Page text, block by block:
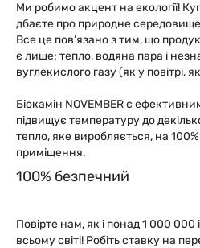
Ми робимо акцент на екології!
дбаєте про природне
Все це пов’язано з тим, що
є лише: тепло, водяна пара і
вуглекислого газу (як у повітрі,
Біокамін NОVEMВER є
підвищує температуру до
тепло, яке виробляється, на
приміщення.
100% безпечний
Повірте нам, як і понад 1 000 000
всьому світі! Робіть ставку на